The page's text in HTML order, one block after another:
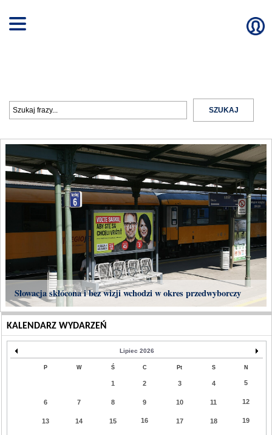
Słowacja skłócona i bez wizji wchodzi w okres przedwyborczy
KALENDARZ WYDARZEŃ
Lipiec 2026
P W Ś C Pt S N
1 2 3 4 5
6 7 8 9 10 11 12
13 14 15 16 17 18 19